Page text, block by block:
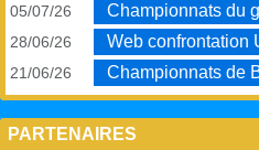
05/07/26 Championnats du
28/06/26 Web confrontation
21/06/26 Championnats de
PARTENAIRES